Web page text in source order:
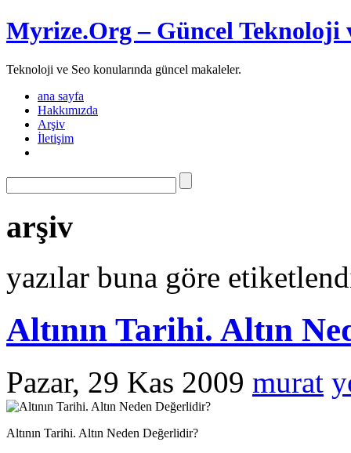
Myrize.Org – Güncel Teknoloji
Teknoloji ve Seo konularında güncel makaleler.
ana sayfa
Hakkımızda
Arşiv
İletişim
arşiv
yazılar buna göre
Altının Tarihi. Altın
Pazar, 29 Kas 2009 murat
Altının Tarihi. Altın Neden Değerlidir?